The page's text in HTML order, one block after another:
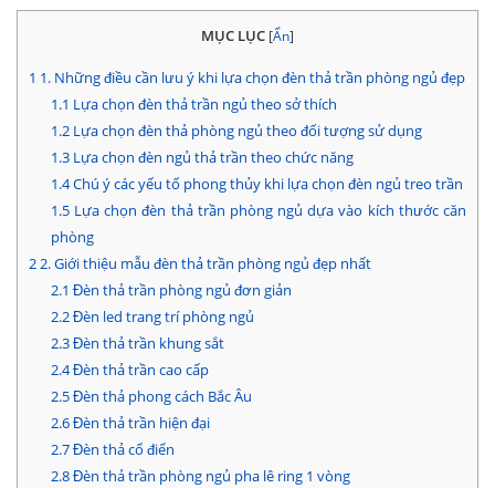
MỤC LỤC [Ẩn]
1 1. Những điều cần lưu ý khi lựa chọn đèn thả trần phòng ngủ đẹp
1.1 Lựa chọn đèn thả trần ngủ theo sở thích
1.2Lựa chọn đèn thả phòng ngủ theo đối tượng sử dụng
1.3Lựa chọn đèn ngủ thả trần theo chức năng
1.4Chú ý các yếu tố phong thủy khi lựa chọn đèn ngủ treo trần
1.5Lựa chọn đèn thả trần phòng ngủ dựa vào kích thước căn
phòng
22. Giới thiệu mẫu đèn thả trần phòng ngủ đẹp nhất
2.1 Đèn thả trần phòng ngủ đơn giản
2.2Đèn led trang trí phòng ngủ
2.3Đèn thả trần khung sắt
2.4Đèn thả trần cao cấp
2.5Đèn thả phong cách Bắc Âu
2.6Đèn thả trần hiện đại
2.7Đèn thả cổ điển
2.8Đèn thả trần phòng ngủ pha lê ring 1 vòng